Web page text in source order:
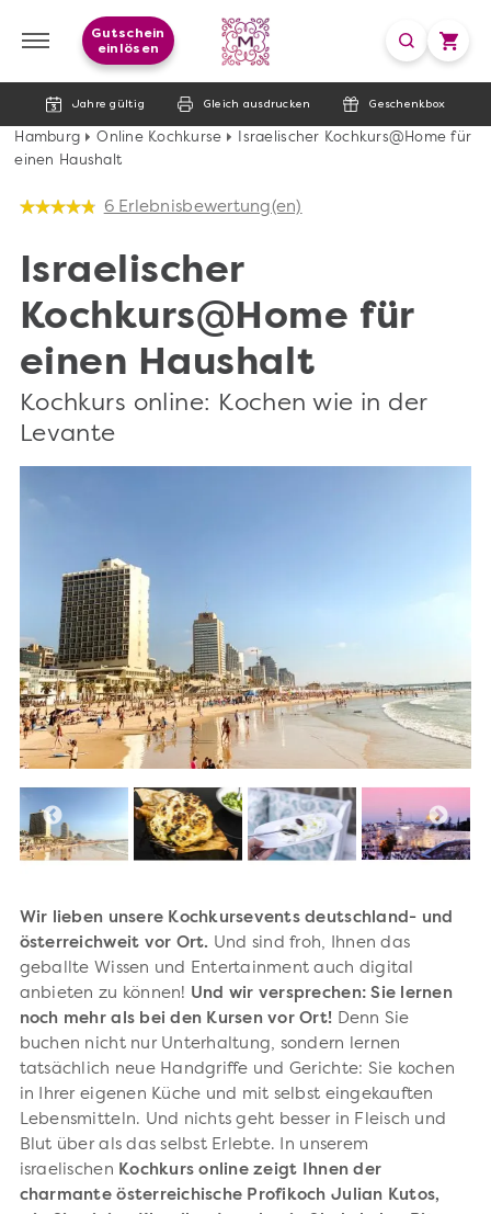
Jahre gültig Gleich ausdrucken Geschenkbox
Gutschein
einlösen
Hamburg Online Kochkurse
Israelischer Kochkurs@Home für
einen Haushalt
6 Erlebnisbewertung(en)
Israelischer
Kochkurs@Home für
einen Haushalt
Kochkurs online: Kochen wie in der
Levante
Wir lieben unsere Kochkursevents deutschland- und
österreichweit vor Ort. Und sind froh, Ihnen das
geballte Wissen und Entertainment auch digital
anbieten zu können! Und wir versprechen: Sie lernen
noch mehr als bei den Kursen vor Ort! Denn Sie
buchen nicht nur Unterhaltung, sondern lernen
tatsächlich neue Handgriffe und Gerichte: Sie kochen
in Ihrer eigenen Küche und mit selbst eingekauften
Lebensmitteln. Und nichts geht besser in Fleisch und
Blut über als das selbst Erlebte. In unserem
israelischen Kochkurs online zeigt Ihnen der
charmante österreichische Profikoch Julian Kutos,